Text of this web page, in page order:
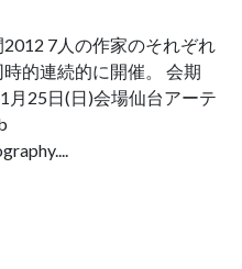
7人の作家のそれぞれ
的連続的に開催。 会期
月25日(日)会場仙台アーテ